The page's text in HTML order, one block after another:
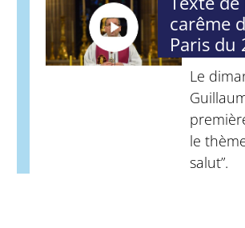
carême
Paris du
Le
le
salut”.